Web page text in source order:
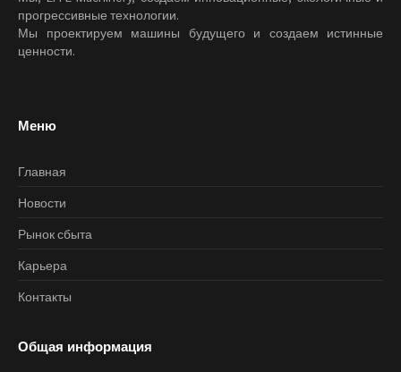
прогрессивные технологии.
Мы проектируем машины будущего и создаем истинные
ценности.
Меню
Главная
Новости
Рынок сбыта
Карьера
Контакты
Общая информация